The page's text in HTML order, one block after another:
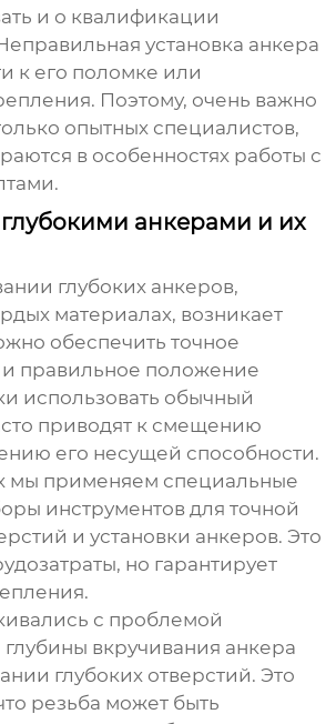
и о квалификации
установка анкера
к его поломке или
Поэтому, очень важно
опытных специалистов,
в особенностях работы с
анкерами и их
глубоких анкеров,
материалах, возникает
обеспечить точное
правильное положение
использовать обычный
приводят к смещению
его несущей способности.
мы применяем специальные
инструментов для точной
и установки анкеров. Это
но гарантирует
с проблемой
глубины вкручивания анкера
глубоких отверстий. Это
резьба может быть